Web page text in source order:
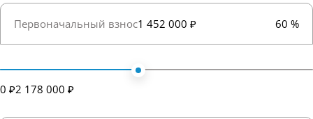
Первоначальный взнос1 452 000 ₽ 60 %
0 ₽2 178 000 ₽